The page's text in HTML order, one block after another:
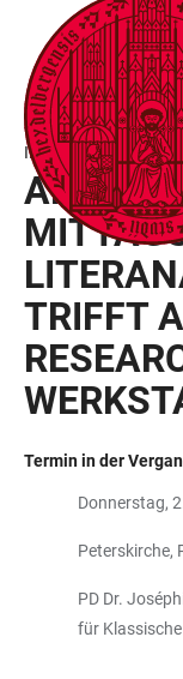
LINKS
ZUR
ZUM
HAUPTINHALT
HAUPTNAVIGATION
ÖFFNEN
WEBSEITENSUCHE
ÖFFNEN
AKADEMISCHE
IMPULSE AUS DER
TRIFFT
Termin in der
Donnerstag,
Peterskirche,
PD Dr.
für